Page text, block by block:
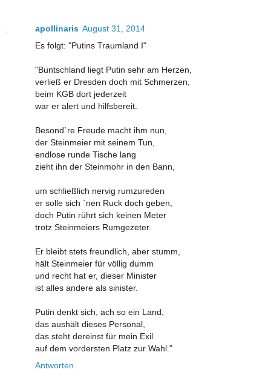
apollinaris August 31, 2014
Es folgt: "Putins Traumland I"
"Buntschland liegt Putin sehr am Herzen,
verließ er Dresden doch mit Schmerzen,
beim KGB dort jederzeit
war er alert und hilfsbereit.
Besond`re Freude macht ihm nun,
der Steinmeier mit seinem Tun,
endlose runde Tische lang
zieht ihn der Steinmohr in den Bann,
um schließlich nervig rumzureden
er solle sich `nen Ruck doch geben,
doch Putin rührt sich keinen Meter
trotz Steinmeiers Rumgezeter.
Er bleibt stets freundlich, aber stumm,
hält Steinmeier für völlig dumm
und recht hat er, dieser Minister
ist alles andere als sinister.
Putin denkt sich, ach so ein Land,
das aushält dieses Personal,
das steht dereinst für mein Exil
auf dem vordersten Platz zur Wahl."
Antworten